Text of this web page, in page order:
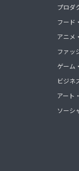
プロダ
フード
アニメ
ファッ
ゲーム
ビジネ
アート
ソーシ